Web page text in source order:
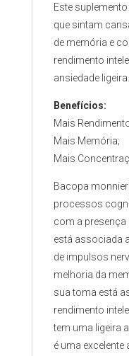
Este
que sintam
de memória e
rendimento
ansiedade ligeira.
Benefícios:
Mais
Mais Memória;
Mais
Bacopa
processos
com a
está associada
de impulsos
melhoria da
sua toma está
rendimento
tem uma ligeira
é uma